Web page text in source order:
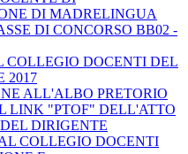
DI MADRELINGUA
DI CONCORSO BB02 -
COLLEGIO DOCENTI DEL
2017
ALL'ALBO PRETORIO
LINK "PTOF" DELL'ATTO
DIRIGENTE
COLLEGIO DOCENTI